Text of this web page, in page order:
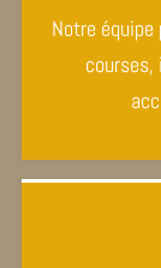
Notre